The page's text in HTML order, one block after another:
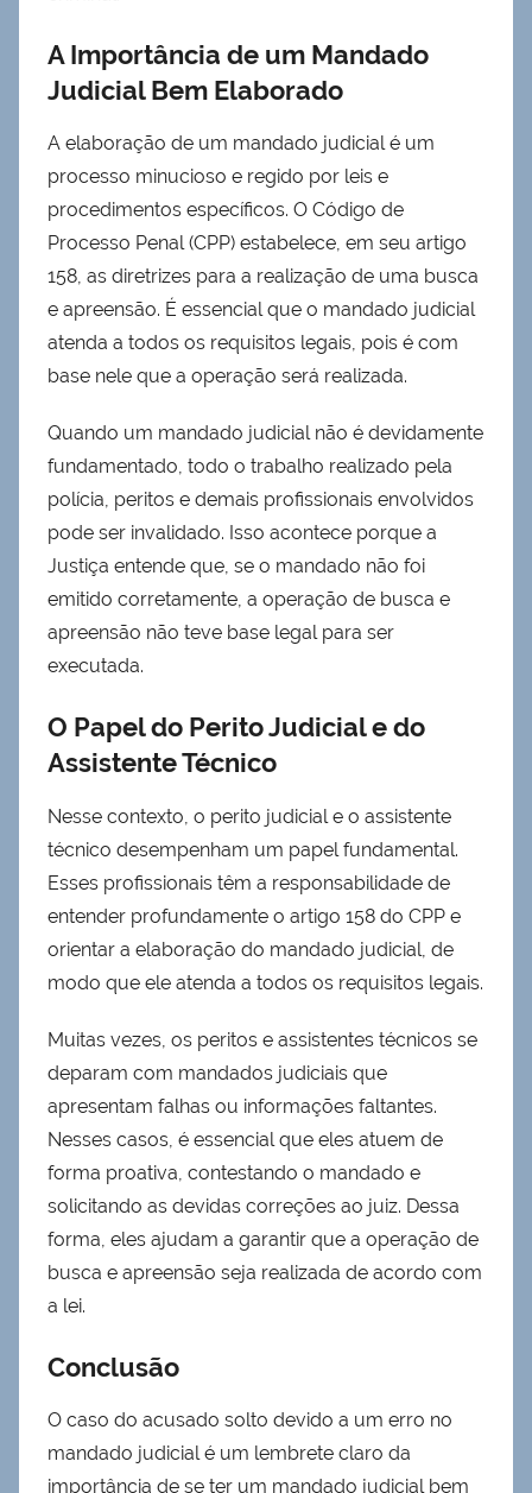
A Importância de um Mandado
Judicial Bem Elaborado
A elaboração de um mandado judicial é um
processo minucioso e regido por leis e
procedimentos específicos. O Código de
Processo Penal (CPP) estabelece, em seu artigo
158, as diretrizes para a realização de uma busca
e apreensão. É essencial que o mandado judicial
atenda a todos os requisitos legais, pois é com
base nele que a operação será realizada.
Quando um mandado judicial não é devidamente
fundamentado, todo o trabalho realizado pela
polícia, peritos e demais profissionais envolvidos
pode ser invalidado. Isso acontece porque a
Justiça entende que, se o mandado não foi
emitido corretamente, a operação de busca e
apreensão não teve base legal para ser
executada.
O Papel do Perito Judicial e do
Assistente Técnico
Nesse contexto, o perito judicial e o assistente
técnico desempenham um papel fundamental.
Esses profissionais têm a responsabilidade de
entender profundamente o artigo 158 do CPP e
orientar a elaboração do mandado judicial, de
modo que ele atenda a todos os requisitos legais.
Muitas vezes, os peritos e assistentes técnicos se
deparam com mandados judiciais que
apresentam falhas ou informações faltantes.
Nesses casos, é essencial que eles atuem de
forma proativa, contestando o mandado e
solicitando as devidas correções ao juiz. Dessa
forma, eles ajudam a garantir que a operação de
busca e apreensão seja realizada de acordo com
a lei.
Conclusão
O caso do acusado solto devido a um erro no
mandado judicial é um lembrete claro da
importância de se ter um mandado judicial bem